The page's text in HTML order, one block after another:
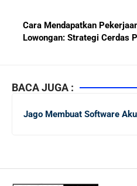
Cara Mendapatkan
Lowongan: Strategi Cerdas
bagi Fresh Graduate
10 Lembaga Sertifikasi IT
Menjaga Hubungan Baik
BACA JUGA :
Jago Membuat Software